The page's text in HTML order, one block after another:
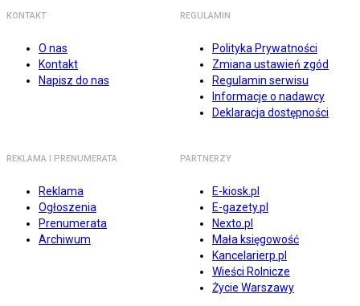
KONTAKT
O nas
Kontakt
Napisz do nas
REGULAMIN
Polityka Prywatności
Zmiana ustawień zgód
Regulamin serwisu
Informacje o nadawcy
Deklaracja dostępności
REKLAMA I PRENUMERATA
Reklama
Ogłoszenia
Prenumerata
Archiwum
PARTNERZY
E-kiosk.pl
E-gazety.pl
Nexto.pl
Mała księgowość
Kancelarierp.pl
Wieści Rolnicze
Życie Warszawy